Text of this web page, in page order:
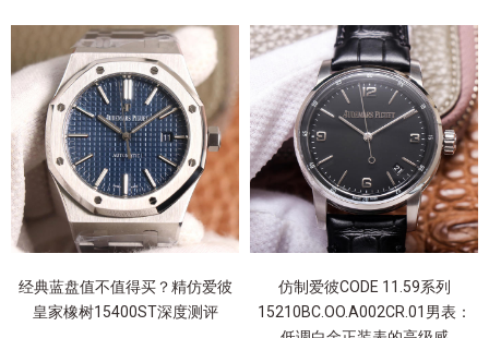
经典蓝盘值不值得买？精仿爱彼
皇家橡树15400ST深度测评
仿制爱彼CODE 11.59系列
15210BC.OO.A002CR.01男表：